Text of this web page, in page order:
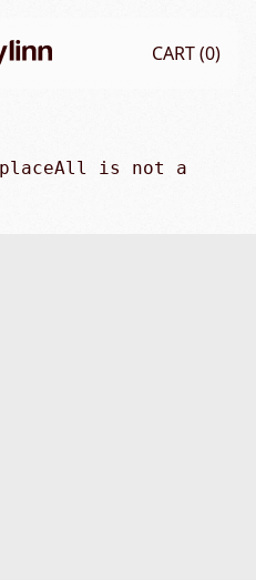
CART (0)
is not a